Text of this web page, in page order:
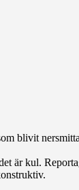
blivit
är kul.